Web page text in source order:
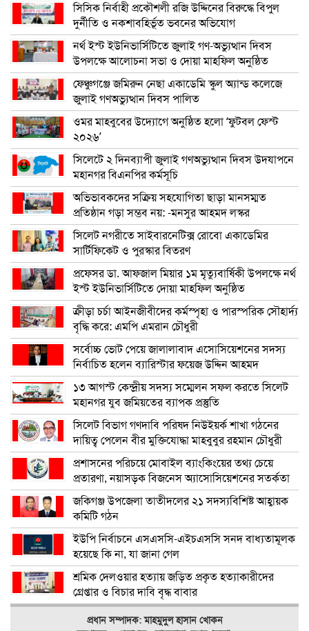
সিসিক নির্বাহী প্রকৌশলী রজি উদ্দিনের বিরুদ্ধে বিপুল
দুর্নীতি ও নকশাবহির্ভূত ভবনের অভিযোগ
নর্থ ইস্ট ইউনিভার্সিটিতে জুলাই গণ-অভ্যুত্থান দিবস
উপলক্ষে আলোচনা সভা ও দোয়া মাহফিল অনুষ্ঠিত
ফেঞ্চুগঞ্জে জমিরুন নেছা একাডেমি স্কুল অ্যান্ড কলেজে
জুলাই গণঅভ্যুত্থান দিবস পালিত
ওমর মাহবুবের উদ্যোগে অনুষ্ঠিত হলো ‘ফুটবল ফেস্ট
২০২৬’
সিলেটে ২ দিনব্যাপী জুলাই গণঅভ্যুত্থান দিবস উদযাপনে
মহানগর বিএনপির কর্মসূচি
অভিভাবকদের সক্রিয় সহযোগিতা ছাড়া মানসম্মত
প্রতিষ্ঠান গড়া সম্ভব নয়: -মনসুর আহমদ লস্কর
সিলেট নগরীতে সাইবারনেটিক্স রোবো একাডেমির
সার্টিফিকেট ও পুরস্কার বিতরণ
প্রফেসর ডা. আফজাল মিয়ার ১ম মৃত্যুবার্ষিকী উপলক্ষে নর্থ
ইস্ট ইউনিভার্সিটিতে দোয়া মাহফিল অনুষ্ঠিত
ক্রীড়া চর্চা আইনজীবীদের কর্মস্পৃহা ও পারস্পরিক সৌহার্দ্য
বৃদ্ধি করে: এমপি এমরান চৌধুরী
সর্বোচ্চ ভোট পেয়ে জালালাবাদ এসোসিয়েশনের সদস্য
নির্বাচিত হলেন ব্যারিস্টার ফয়েজ উদ্দিন আহমদ
১৩ আগস্ট কেন্দ্রীয় সদস্য সম্মেলন সফল করতে সিলেট
মহানগর যুব জমিয়তের ব্যাপক প্রস্তুতি
সিলেট বিভাগ গণদাবি পরিষদ নিউইয়র্ক শাখা গঠনের
দায়িত্ব পেলেন বীর মুক্তিযোদ্ধা মাহবুবুর রহমান চৌধুরী
প্রশাসনের পরিচয়ে মোবাইল ব্যাংকিংয়ের তথ্য চেয়ে
প্রতারণা, নয়াসড়ক বিজনেস অ্যাসোসিয়েশনের সতর্কতা
জকিগঞ্জ উপজেলা তাতীদলের ২১ সদস্যবিশিষ্ট আহ্বায়ক
কমিটি গঠন
ইউপি নির্বাচনে এসএসসি-এইচএসসি সনদ বাধ্যতামূলক
হয়েছে কি না, যা জানা গেল
শ্রমিক দেলওয়ার হত্যায় জড়িত প্রকৃত হত্যাকারীদের
গ্রেপ্তার ও বিচার দাবি বৃদ্ধ বাবার
প্রধান সম্পাদক: মাহমুদুল হাসান খোকন